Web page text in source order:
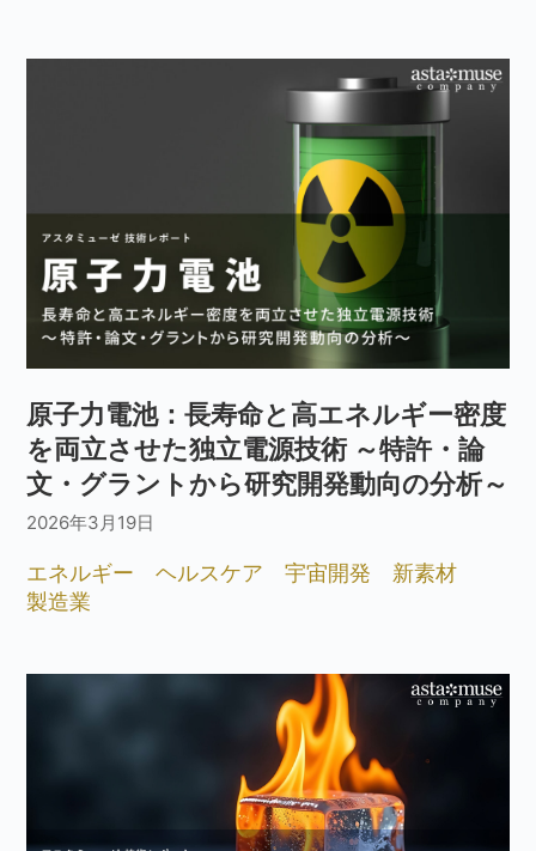
原子力電池：長寿命と高エネルギー密度
を両立させた独立電源技術 ～特許・論
文・グラントから研究開発動向の分析～
2026年3月19日
エネルギー ヘルスケア 宇宙開発
新素材
製造業